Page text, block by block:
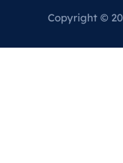
Copyright ©